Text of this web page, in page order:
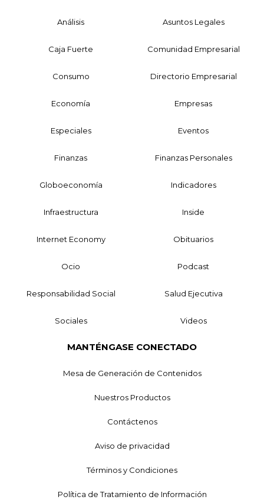
Análisis Asuntos Legales
Caja Fuerte Comunidad Empresarial
Consumo Directorio Empresarial
Economía Empresas
Especiales Eventos
Finanzas Finanzas Personales
Globoeconomía Indicadores
Infraestructura Inside
Internet Economy Obituarios
Ocio Podcast
Responsabilidad Social Salud Ejecutiva
Sociales Videos
MANTÉNGASE CONECTADO
Mesa de Generación de Contenidos
Nuestros Productos
Contáctenos
Aviso de privacidad
Términos y Condiciones
Política de Tratamiento de Información